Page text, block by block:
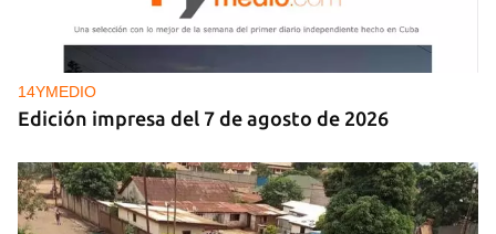
Estreno del documental ‘Chirino’, del cineasta
cubano Jorge Soliño
14YMEDIO
Edición impresa del 7 de agosto de 2026